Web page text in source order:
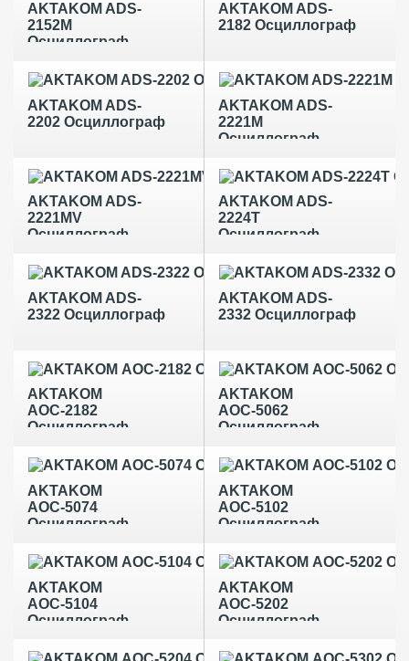
AKTAKOM ADS-
2152M
Осциллограф
AKTAKOM ADS-
2182 Осциллограф
AKTAKOM ADS-
2202 Осциллограф
AKTAKOM ADS-
2221M
Осциллограф
AKTAKOM ADS-
2221MV
Осциллограф
AKTAKOM ADS-
2224T
Осциллограф
AKTAKOM ADS-
2322 Осциллограф
AKTAKOM ADS-
2332 Осциллограф
AKTAKOM
АОС-2182
Осциллограф
AKTAKOM
АОС-5062
Осциллограф
AKTAKOM
АОС-5074
Осциллограф
AKTAKOM
АОС-5102
Осциллограф
AKTAKOM
АОС-5104
Осциллограф
AKTAKOM
АОС-5202
Осциллограф